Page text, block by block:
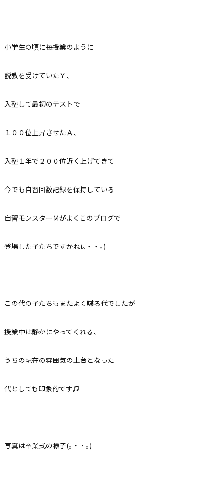
小学生の頃に毎授業のように
説教を受けていたＹ、
入塾して最初のテストで
１００位上昇させたＡ、
入塾１年で２００位近く上げてきて
今でも自習回数記録を保持している
自習モンスターＭがよくこのブログで
登場した子たちですかね(｡・・｡)
この代の子たちもまたよく喋る代でしたが
授業中は静かにやってくれる、
うちの現在の雰囲気の土台となった
代としても印象的です♫
写真は卒業式の様子(｡・・｡)